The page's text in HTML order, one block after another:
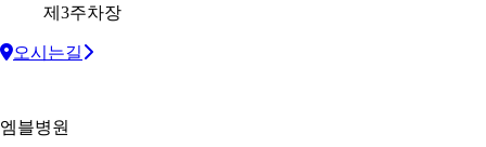
제3주차장
오시는길
엠블병원